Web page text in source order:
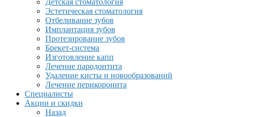
Детская стоматология
Эстетическая стоматология
Отбеливание зубов
Имплантация зубов
Протезирование зубов
Брекет-система
Изготовление капп
Лечение пародонтита
Удаление кисты и новообразований
Лечение перикоронита
Специалисты
Акции и скидки
Назад